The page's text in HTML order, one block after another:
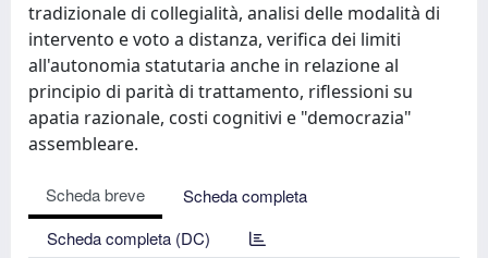
tradizionale di collegialità, analisi delle modalità di
intervento e voto a distanza, verifica dei limiti
all'autonomia statutaria anche in relazione al
principio di parità di trattamento, riflessioni su
apatia razionale, costi cognitivi e "democrazia"
assembleare.
Scheda breve
Scheda completa
Scheda completa (DC)